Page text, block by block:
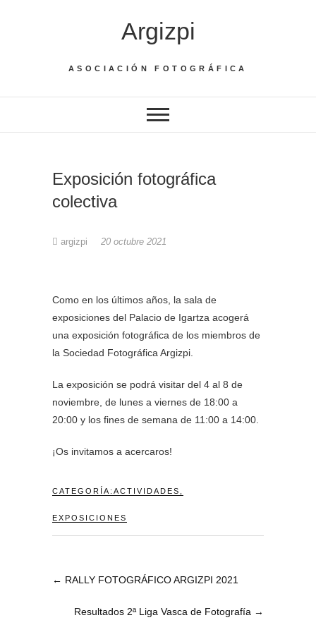
Argizpi
ASOCIACIÓN FOTOGRÁFICA
Exposición fotográfica
colectiva
argizpi 20 octubre 2021
Como en los últimos años, la sala de
exposiciones del Palacio de Igartza acogerá
una exposición fotográfica de los miembros de
la Sociedad Fotográfica Argizpi.
La exposición se podrá visitar del 4 al 8 de
noviembre, de lunes a viernes de 18:00 a
20:00 y los fines de semana de 11:00 a 14:00.
¡Os invitamos a acercaros!
CATEGORÍA: ACTIVIDADES
EXPOSICIONES
← RALLY FOTOGRÁFICO ARGIZPI 2021
Resultados 2ª Liga Vasca de Fotografía →